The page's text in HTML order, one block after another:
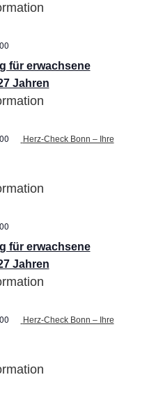
für erwachsene
Jahren
erwachsene
Zugewanderte
ab
27
Herz-Check Bonn – Ihre
für erwachsene
Jahren
erwachsene
Zugewanderte
ab
27
Herz-Check Bonn – Ihre